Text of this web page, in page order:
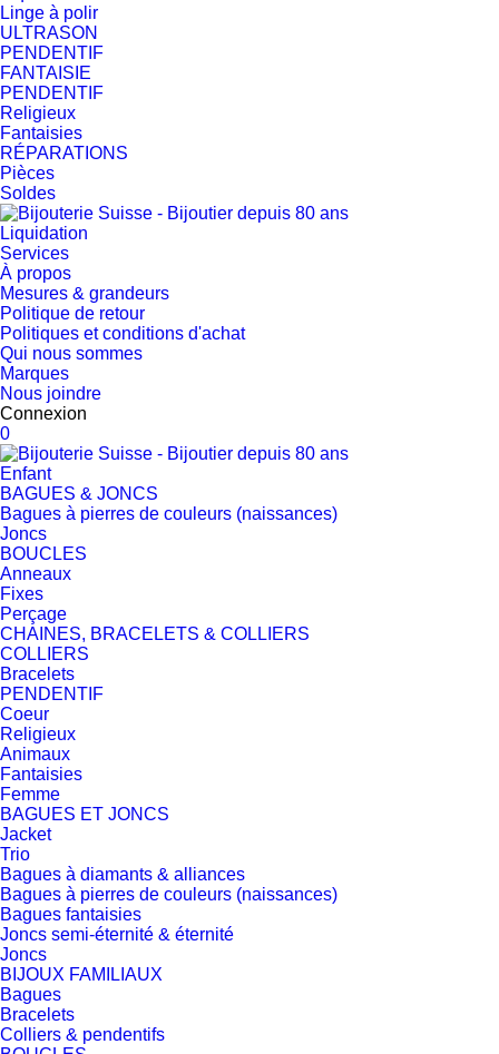
Linge à polir
ULTRASON
PENDENTIF
FANTAISIE
PENDENTIF
Religieux
Fantaisies
RÉPARATIONS
Pièces
Soldes
Liquidation
Services
À propos
Mesures & grandeurs
Politique de retour
Politiques et conditions d'achat
Qui nous sommes
Marques
Nous joindre
Connexion
0
Enfant
BAGUES & JONCS
Bagues à pierres de couleurs (naissances)
Joncs
BOUCLES
Anneaux
Fixes
Perçage
CHAINES, BRACELETS & COLLIERS
COLLIERS
Bracelets
PENDENTIF
Coeur
Religieux
Animaux
Fantaisies
Femme
BAGUES ET JONCS
Jacket
Trio
Bagues à diamants & alliances
Bagues à pierres de couleurs (naissances)
Bagues fantaisies
Joncs semi-éternité & éternité
Joncs
BIJOUX FAMILIAUX
Bagues
Bracelets
Colliers & pendentifs